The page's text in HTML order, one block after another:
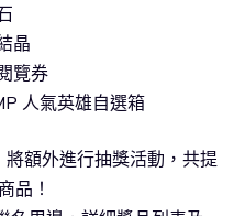
晶
覽券
人氣英雄自選箱
額外進行抽獎活動，共提
品！